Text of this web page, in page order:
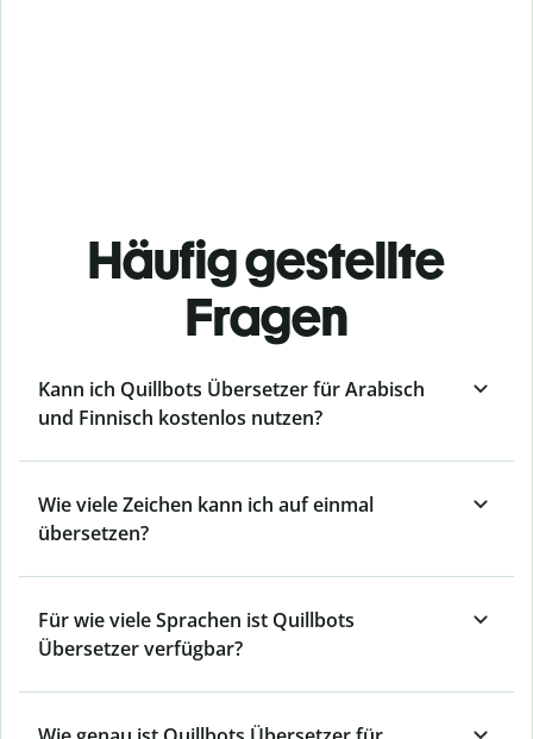
Häufig gestellte
Fragen
Kann ich Quillbots Übersetzer für Arabisch
und Finnisch kostenlos nutzen?
Wie viele Zeichen kann ich auf einmal
übersetzen?
Für wie viele Sprachen ist Quillbots
Übersetzer verfügbar?